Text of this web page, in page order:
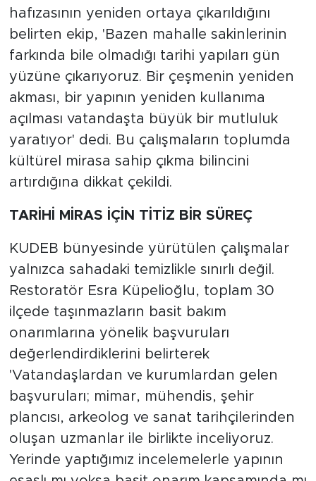
hafızasının yeniden ortaya çıkarıldığını
belirten ekip, 'Bazen mahalle sakinlerinin
farkında bile olmadığı tarihi yapıları gün
yüzüne çıkarıyoruz. Bir çeşmenin yeniden
akması, bir yapının yeniden kullanıma
açılması vatandaşta büyük bir mutluluk
yaratıyor' dedi. Bu çalışmaların toplumda
kültürel mirasa sahip çıkma bilincini
artırdığına dikkat çekildi.
TARİHİ MİRAS İÇİN TİTİZ BİR SÜREÇ
KUDEB bünyesinde yürütülen çalışmalar
yalnızca sahadaki temizlikle sınırlı değil.
Restoratör Esra Küpelioğlu, toplam 30
ilçede taşınmazların basit bakım
onarımlarına yönelik başvuruları
değerlendirdiklerini belirterek
'Vatandaşlardan ve kurumlardan gelen
başvuruları; mimar, mühendis, şehir
plancısı, arkeolog ve sanat tarihçilerinden
oluşan uzmanlar ile birlikte inceliyoruz.
Yerinde yaptığımız incelemelerle yapının